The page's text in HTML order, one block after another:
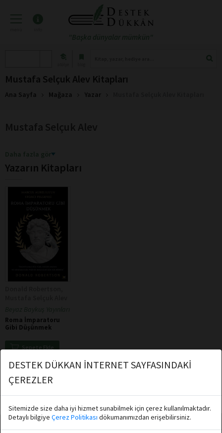
Mustafa Selçuk Alev Kitapları
Ana Sayfa Mağaza Yazar
Yazarın Kitapları
Roma İmparatoru
Gibi Düşünmek
Sepete Ekle
★★★★★
★★★★★
Toplam: 1
Abone Ol
DESTEK DÜKKAN İNTERNET SAYFASINDAKİ
ÇEREZLER
Sitemizde size daha iyi hizmet sunabilmek için çerez kullanılmaktadır.
Detaylı bilgiye Çerez Politikası dökumanımızdan erişebilirsiniz.